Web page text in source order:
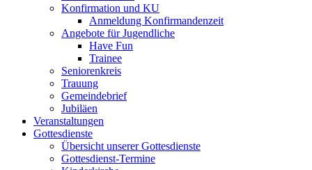
Konfirmation und KU
Anmeldung Konfirmandenzeit
Angebote für Jugendliche
Have Fun
Trainee
Seniorenkreis
Trauung
Gemeindebrief
Jubiläen
Veranstaltungen
Gottesdienste
Übersicht unserer Gottesdienste
Gottesdienst-Termine